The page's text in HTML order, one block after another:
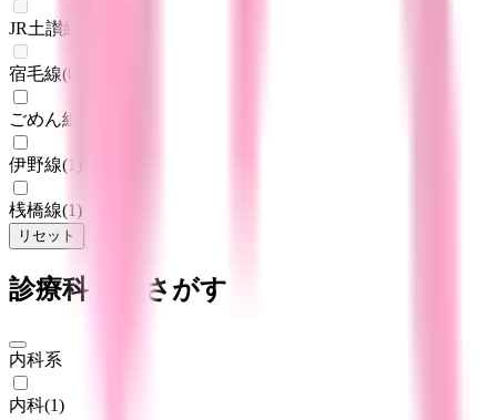
JR土讃線
宿毛線(0
ごめん線
伊野線(1 )
桟橋線(1)
リセット
診療科からさがす
内科系
内科(1)